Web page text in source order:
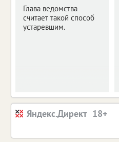
Глава ведомства
считает такой способ
устаревшим.
Яндекс.Директ